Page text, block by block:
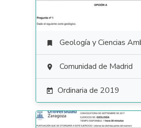
 Geología y Ciencias
 Comunidad de Madrid
 Ordinaria de 2019